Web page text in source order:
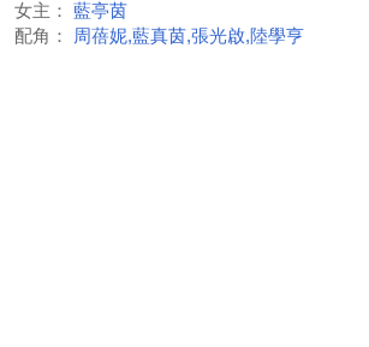
女主：
藍亭茵
配角：
周蓓妮,藍真茵,張光啟,陸學亨